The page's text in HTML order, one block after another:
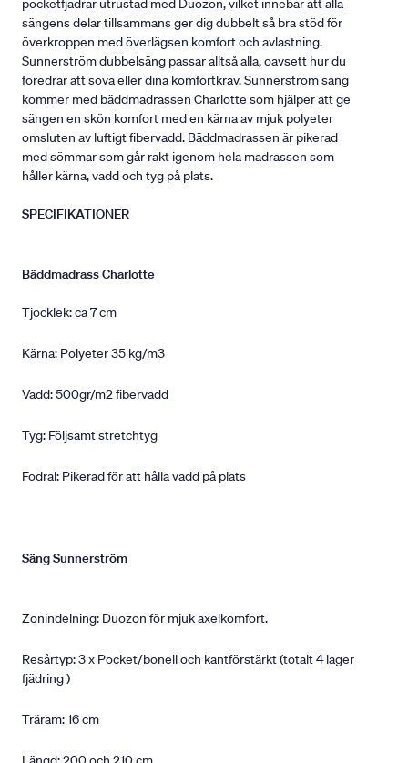
pocketfjädrar utrustad med Duozon, vilket innebär att alla
sängens delar tillsammans ger dig dubbelt så bra stöd för
överkroppen med överlägsen komfort och avlastning.
Sunnerström dubbelsäng passar alltså alla, oavsett hur du
föredrar att sova eller dina komfortkrav. Sunnerström säng
kommer med bäddmadrassen Charlotte som hjälper att ge
sängen en skön komfort med en kärna av mjuk polyeter
omsluten av luftigt fibervadd. Bäddmadrassen är pikerad
med sömmar som går rakt igenom hela madrassen som
håller kärna, vadd och tyg på plats.
SPECIFIKATIONER
Bäddmadrass Charlotte
Tjocklek: ca 7 cm
Kärna: Polyeter 35 kg/m3
Vadd: 500gr/m2 fibervadd
Tyg: Följsamt stretchtyg
Fodral: Pikerad för att hålla vadd på plats
Säng Sunnerström
Zonindelning: Duozon för mjuk axelkomfort.
Resårtyp: 3 x Pocket/bonell och kantförstärkt (totalt 4 lager
fjädring )
Träram: 16 cm